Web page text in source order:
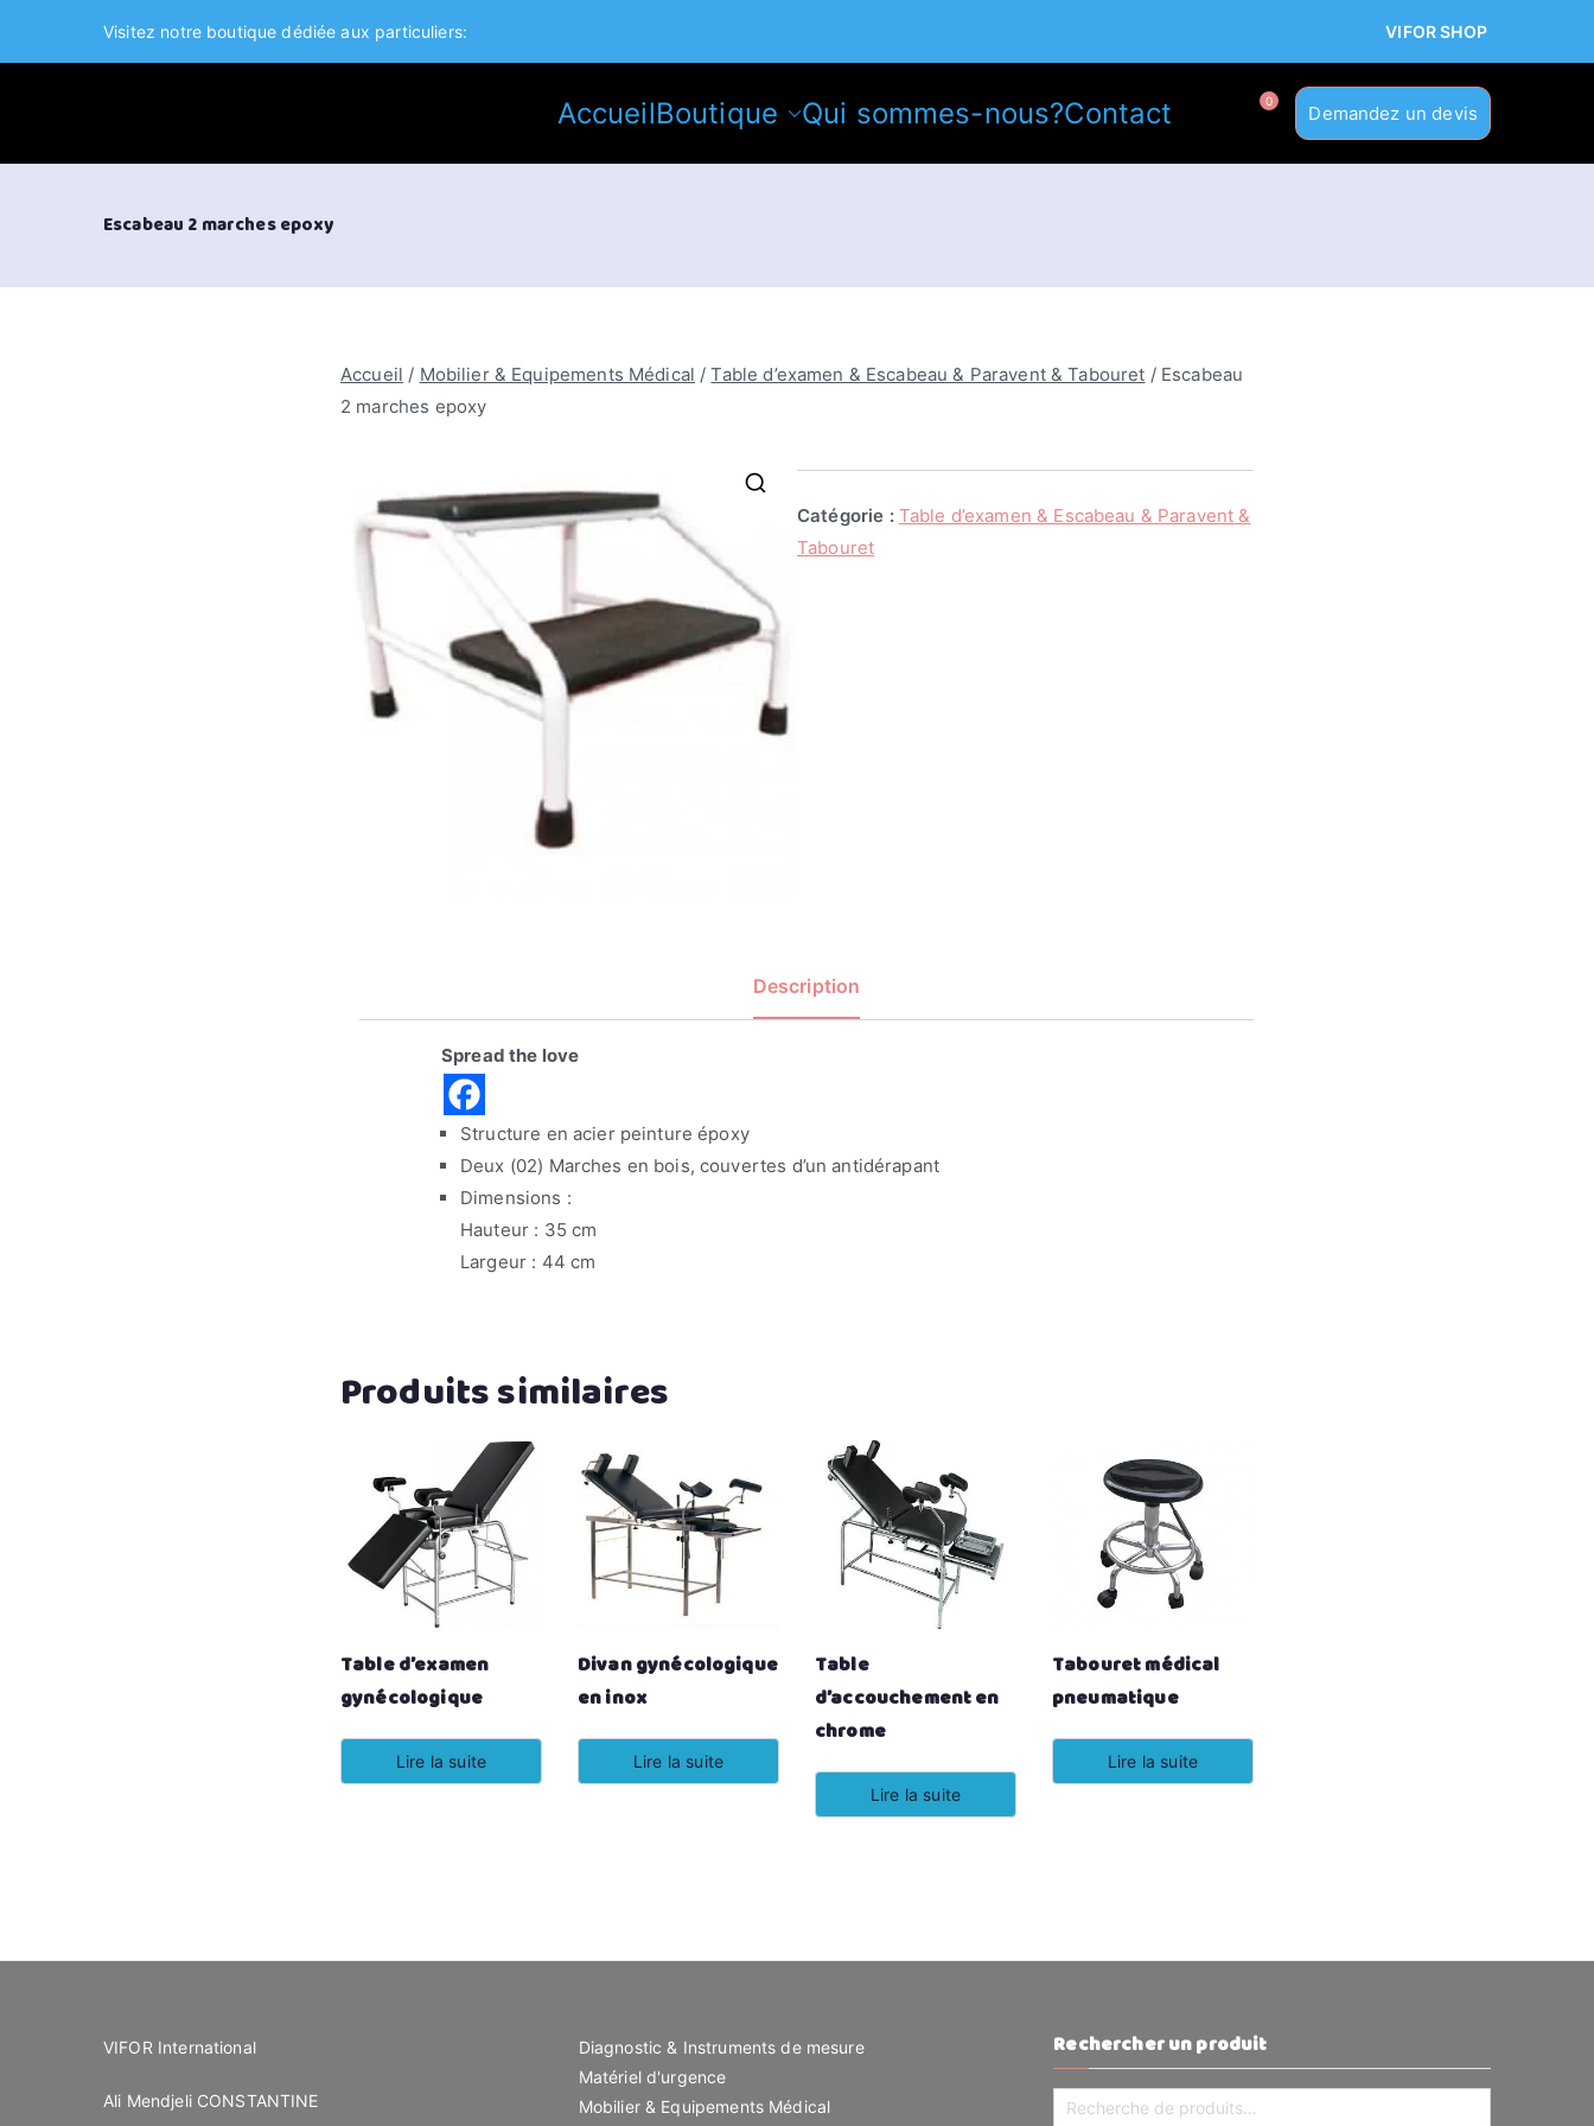
Visitez notre boutique dédiée aux particuliers: VIFOR SHOP
AccueilBoutique Qui sommes-nous?Contact 0
Demandez un devis
Escabeau 2 marches epoxy
Accueil / Mobilier & Equipements Médical /Table d’examen & Escabeau & Paravent & Tabouret / Escabeau
2 marches epoxy
Catégorie : Table d’examen & Escabeau & Paravent &
Tabouret
Description
Spread the love
Structure en acier peinture époxy
Deux (02) Marches en bois, couvertes d’un antidérapant
Dimensions :
Hauteur : 35 cm
Largeur : 44 cm
Produits similaires
Table d’examen
gynécologique
Lire la suite
Divan gynécologique
en inox
Lire la suite
Table
d’accouchement en
chrome
Lire la suite
Tabouret médical
pneumatique
Lire la suite
VIFOR International
Ali Mendjeli CONSTANTINE
Diagnostic & Instruments de mesure
Matériel d'urgence
Mobilier & Equipements Médical
Rechercher un produit
Recherche